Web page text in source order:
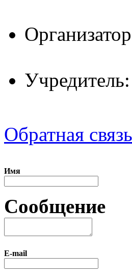
Учредитель:
Обратная связь
Имя
Сообщение
E-mail